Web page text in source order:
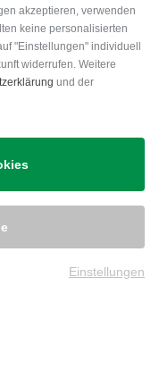
akzeptieren, verwenden
keine personalisierten
"Einstellungen" individuell
widerrufen. Weitere
und der
Einstellungen